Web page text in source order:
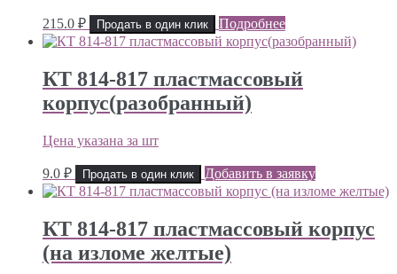
215.0 ₽ Продать в один клик Подробнее
КТ 814-817 пластмассовый
корпус(разобранный)
Цена указана за шт
9.0 ₽ Продать в один клик Добавить в заявку
КТ 814-817 пластмассовый корпус
(на изломе желтые)